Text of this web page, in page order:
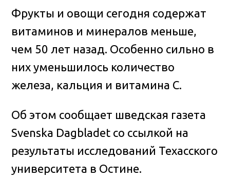
Фрукты и овощи сегодня содержат
витаминов и минералов меньше,
чем 50 лет назад. Особенно сильно в
них уменьшилось количество
железа, кальция и витамина С.
Об этом сообщает шведская газета
Svenska Dagbladet со ссылкой на
результаты исследований Техасского
университета в Остине.